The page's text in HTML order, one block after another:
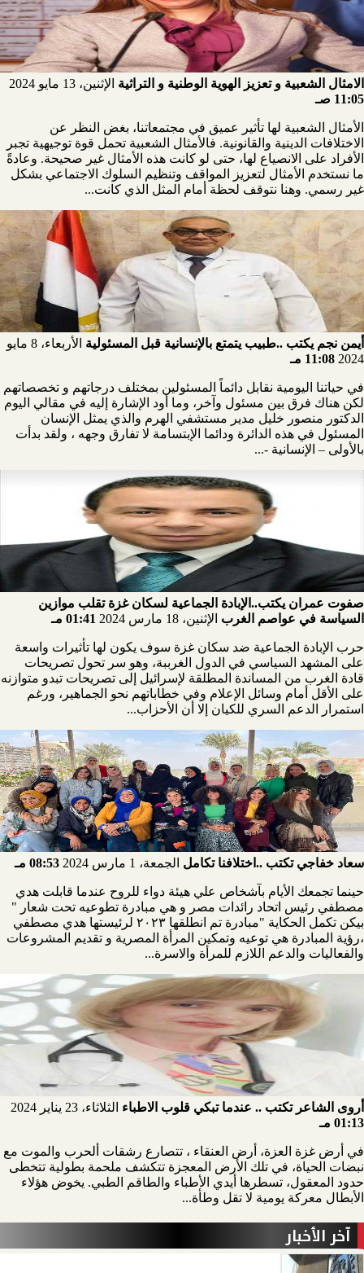
الامثال الشعبية و تعزيز الهوية الوطنية و التراثية الإثنين، 13 مايو 2024
11:05 صـ
الأمثال الشعبية لها تأثير عميق في مجتمعاتنا، بغض النظر عن
الاختلافات الدينية والقانونية. فالأمثال الشعبية تحمل قوة توجيهية تجبر
الأفراد على الانصياع لها، حتى لو كانت هذه الأمثال غير صحيحة. وعادةً
ما نستخدم الأمثال لتعزيز المواقف وتنظيم السلوك الاجتماعي بشكل
غير رسمي. وهنا نتوقف لحظة أمام المثل الذي كانت...
أيمن نجم يكتب ..طبيب يتمتع بالإنسانية قبل المسئولية
الأربعاء، 8 مايو
2024 11:08 مـ
في حياتنا اليومية نقابل دائماً المسئولين بمختلف درجاتهم و تخصصاتهم
لكن هناك فرق بين مسئول وآخر، وما أود الإشارة إليه في مقالي اليوم
الدكتور منصور خليل مدير مستشفي الهرم والذي يمثل الإنسان
المسئول في هذه الدائرة ودائما الإبتسامة لا تفارق وجهه ، ولقد بدأت
بالأولى – الإنسانية -...
صفوت عمران يكتب..الإبادة الجماعية لسكان غزة تقلب موازين
السياسة في عواصم الغرب الإثنين، 18 مارس 2024 01:41 مـ
حرب الإبادة الجماعية ضد سكان غزة سوف يكون لها تأثيرات واسعة
على المشهد السياسي في الدول الغرببة، وهو سر تحول تصريحات
قادة الغرب من المساندة المطلقة لإسرائيل إلى تصريحات تبدو متوازنه
على الأقل أمام وسائل الإعلام وفي خطاباتهم نحو الجماهير، ورغم
استمرار الدعم السري للكيان إلا أن الأحزاب...
سعاد خفاجي تكتب ..اختلافنا تكامل الجمعة، 1 مارس 2024 08:53 مـ
حينما تجمعك الأيام بآشخاص علي هيئة دواء للروح عندما قابلت هدي
مصطفي رئيس اتحاد رائدات مصر و هي مبادرة تطوعيه تحت شعار "
بيكن تكمل الحكاية "مبادرة تم انطلقها ٢٠٢٣ لرئيستها هدي مصطفي
،رؤية المبادرة هي توعيه وتمكين المرأة المصرية و تقديم المشروعات
والفعاليات والدعم اللازم للمرأة والاسرة...
أروى الشاعر تكتب .. عندما تبكي قلوب الاطباء الثلاثاء، 23 يناير 2024
01:13 مـ
في أرض غزة العزة، أرض العنقاء ، تتصارع رشقات ألحرب والموت مع
نبضات الحياة، في تلك الأرض المعجزة تتكشف ملحمة بطولية تتخطى
حدود المعقول، تسطرها أيدي الأطباء والطاقم الطبي. يخوض هؤلاء
الأبطال معركة يومية لا تقل وطأة...
آخر الأخبار